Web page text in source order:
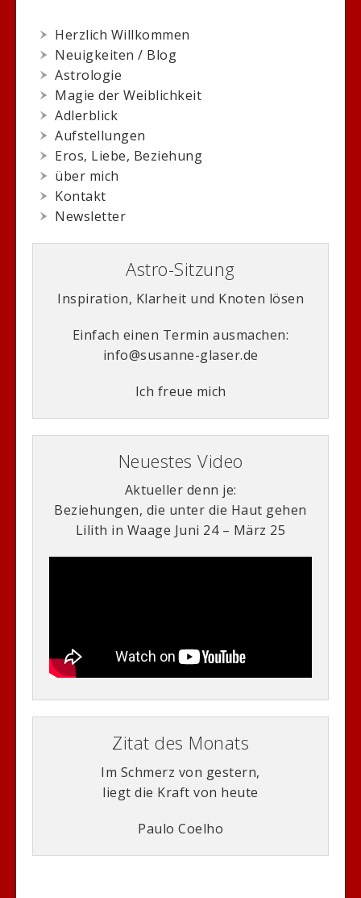
Herzlich Willkommen
Neuigkeiten / Blog
Astrologie
Magie der Weiblichkeit
Adlerblick
Aufstellungen
Eros, Liebe, Beziehung
über mich
Kontakt
Newsletter
Astro-Sitzung
Inspiration, Klarheit und Knoten lösen
Einfach einen Termin ausmachen:
info@susanne-glaser.de
Ich freue mich
Neuestes Video
Aktueller denn je:
Beziehungen, die unter die Haut gehen
Lilith in Waage Juni 24 – März 25
Zitat des Monats
Im Schmerz von gestern,
liegt die Kraft von heute
Paulo Coelho